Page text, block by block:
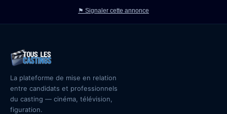
⚑ Signaler cette annonce
La plateforme de mise en relation
entre candidats et professionnels
du casting — cinéma, télévision,
figuration.